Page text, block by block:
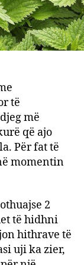
të
më
që ajo
Për fat të
momentin
2
të hidhni
hithrave të
uji ka zier,